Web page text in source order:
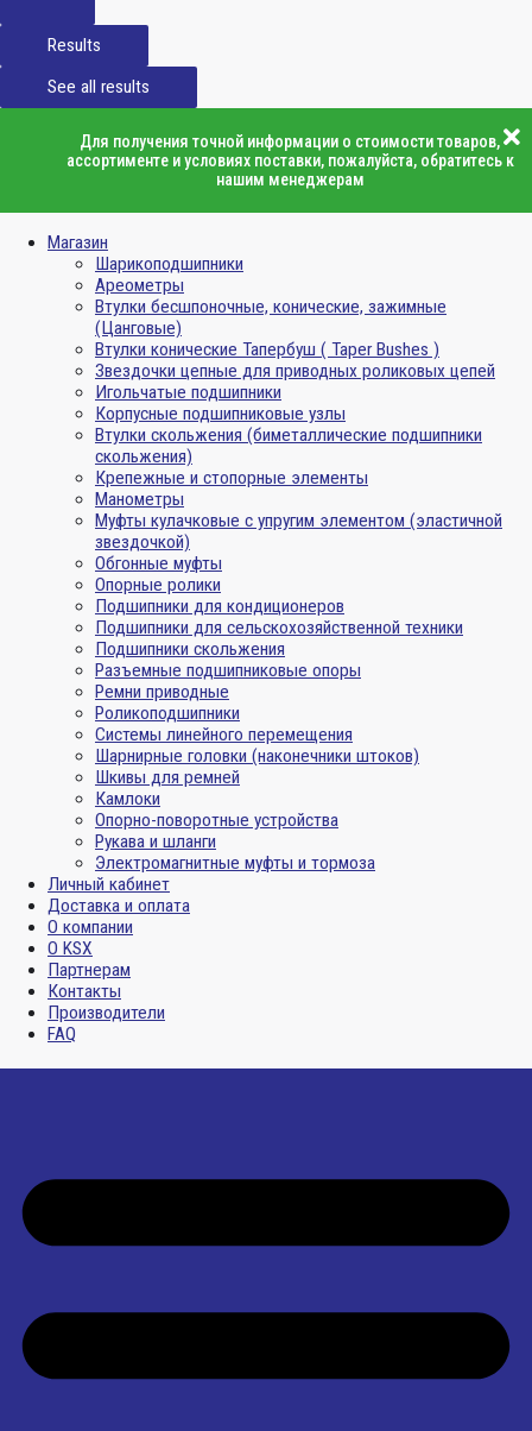
Results
See all results
Для получения точной информации о стоимости товаров,
ассортименте и условиях поставки, пожалуйста, обратитесь к
нашим менеджерам
Магазин
Шарикоподшипники
Ареометры
Втулки бесшпоночные, конические, зажимные
(Цанговые)
Втулки конические Тапербуш ( Taper Bushes )
Звездочки цепные для приводных роликовых цепей
Игольчатые подшипники
Корпусные подшипниковые узлы
Втулки скольжения (биметаллические подшипники
скольжения)
Крепежные и стопорные элементы
Манометры
Муфты кулачковые с упругим элементом (эластичной
звездочкой)
Обгонные муфты
Опорные ролики
Подшипники для кондиционеров
Подшипники для сельскохозяйственной техники
Подшипники скольжения
Разъемные подшипниковые опоры
Ремни приводные
Роликоподшипники
Системы линейного перемещения
Шарнирные головки (наконечники штоков)
Шкивы для ремней
Камлоки
Опорно-поворотные устройства
Рукава и шланги
Электромагнитные муфты и тормоза
Личный кабинет
Доставка и оплата
О компании
О KSX
Партнерам
Контакты
Производители
FAQ